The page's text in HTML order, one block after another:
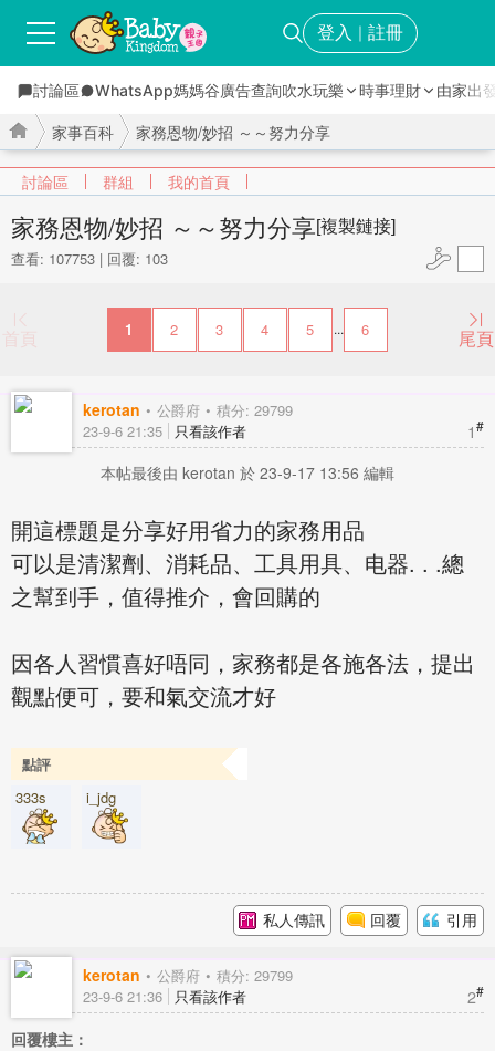
登入 ｜ 註冊
討論區 WhatsApp媽媽谷廣告查詢吹水玩樂 時事理財 由家出
討論區 群組 我的首頁
›
家事百科
›
家務恩物/妙招 ～～努力分享
查看: 107753 | 回覆: 103
家務恩物/妙招 ～～努力分享[複製鏈接]
首頁 1 2 3 4 5 ... 6 尾頁
kerotan 公爵府 積分: 29799
1#
23-9-6 21:35 只看該作者
本帖最後由 kerotan 於 23-9-17 13:56 編輯
開這標題是分享好用省力的家務用品
可以是清潔劑、消耗品、工具用具、电器. . .總
之幫到手，值得推介，會回購的
因各人習慣喜好唔同，家務都是各施各法，提出
觀點便可，要和氣交流才好
點評
333s
i_jdg
私人傳訊 回覆 引用
kerotan 公爵府 積分: 29799
2#
23-9-6 21:36 只看該作者
回覆樓主：